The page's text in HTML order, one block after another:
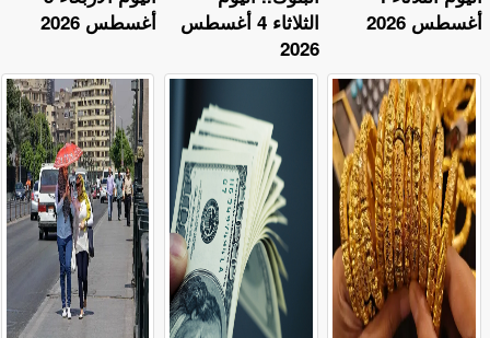
أغسطس 2026
الثلاثاء 4 أغسطس
2026
أغسطس 2026